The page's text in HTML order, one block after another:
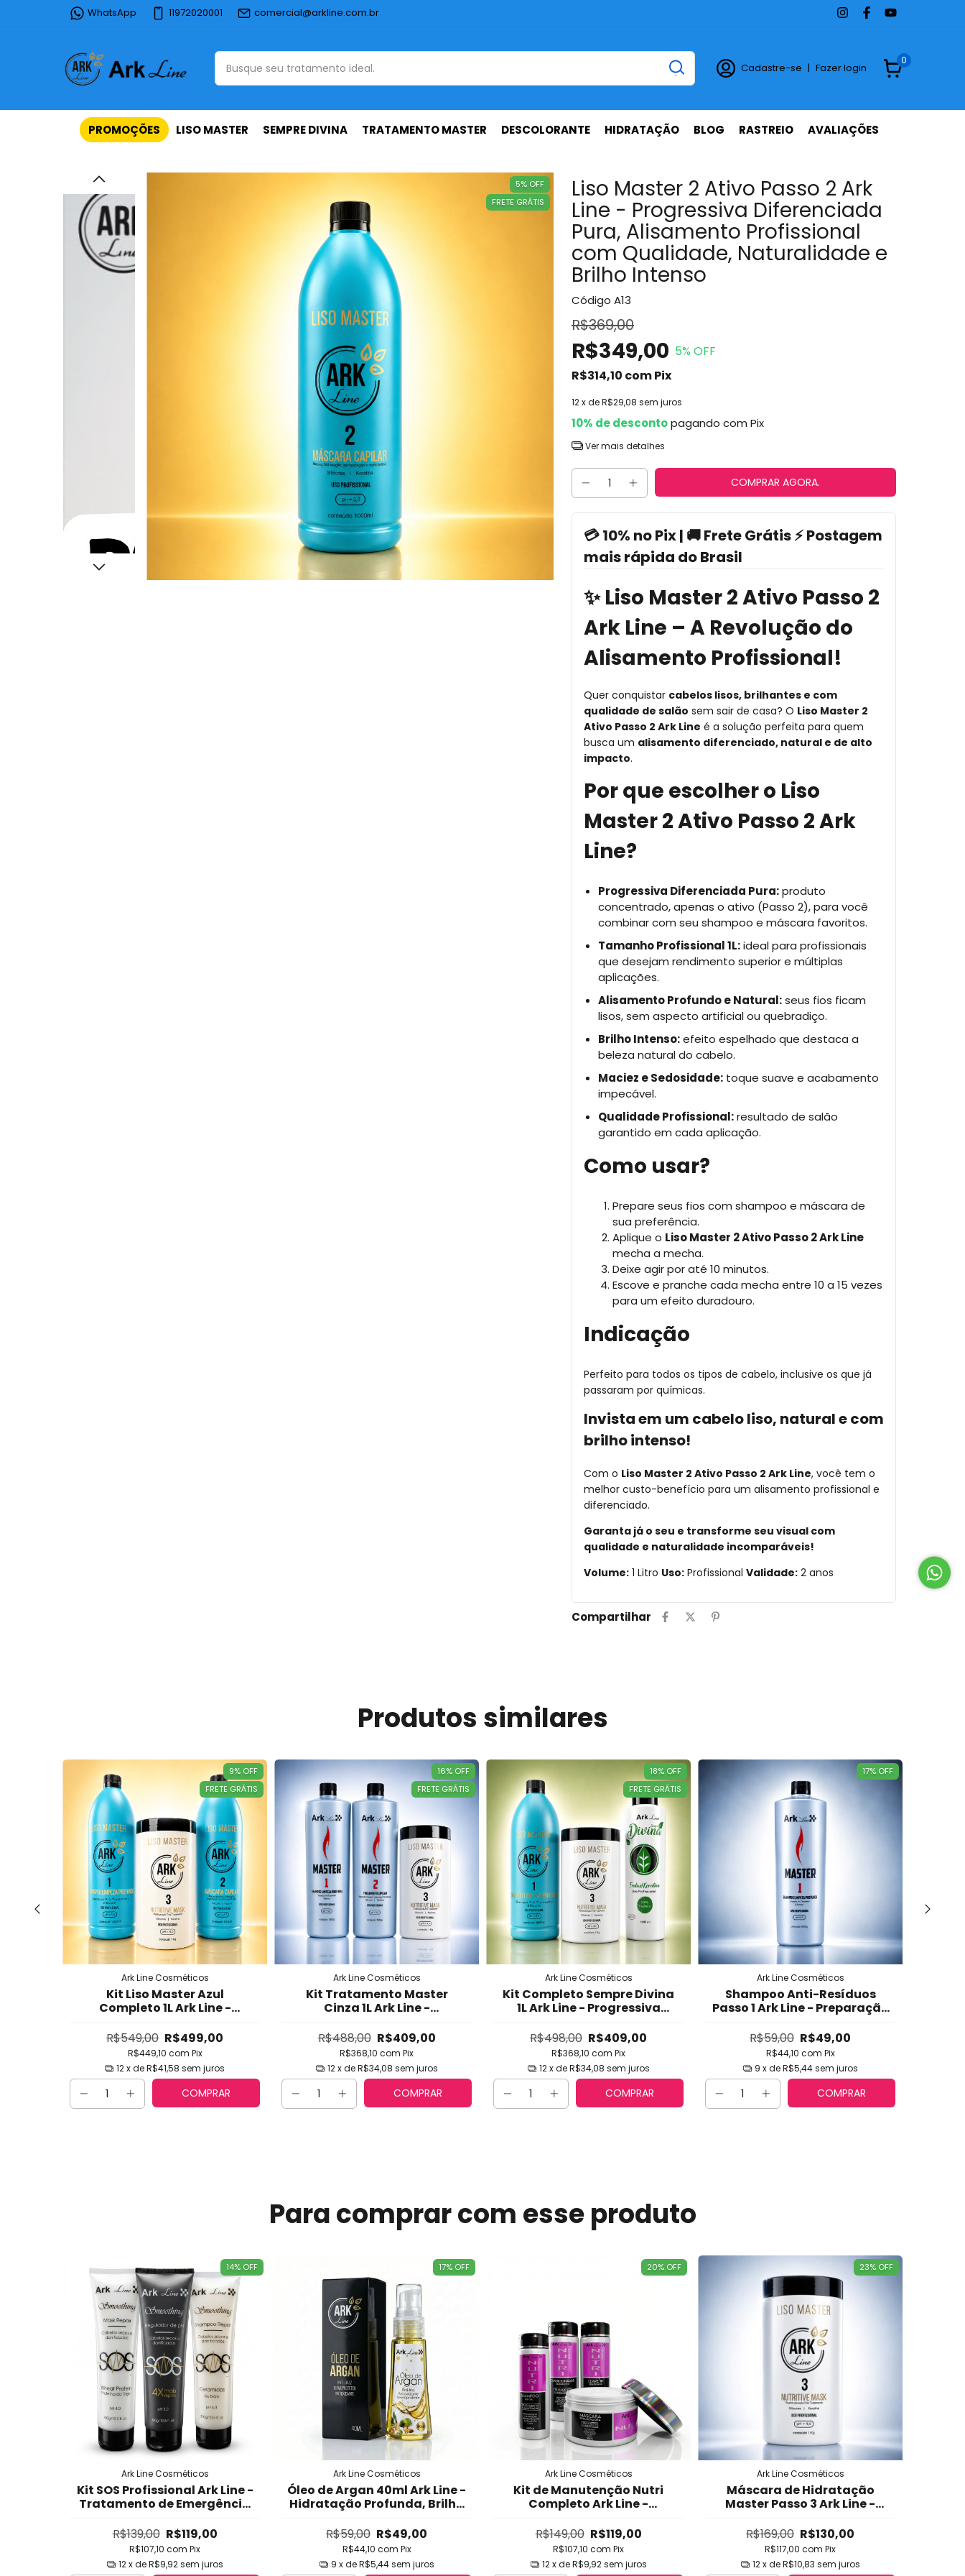
WhatsApp 11972020001 comercial@arkline.com.br
Cadastre-se | Fazer login
0
PROMOÇÕES LISO MASTER SEMPRE DIVINA TRATAMENTO MASTER DESCOLORANTE HIDRATAÇÃO BLOG RASTREIO AVALIAÇÕES
5% OFF
FRETE GRÁTIS
Liso Master 2 Ativo Passo 2 Ark
Line - Progressiva Diferenciada
Pura, Alisamento Profissional
com Qualidade, Naturalidade e
Brilho Intenso
Código A13
R$369,00
R$349,00 5% OFF
R$314,10 comPix
12x deR$29,08 sem juros
10% de descontopagando com Pix
Ver mais detalhes
💳 10% no Pix | 🚚 Frete Grátis ⚡ Postagem
mais rápida do Brasil
✨ Liso Master 2 Ativo Passo 2
Ark Line – A Revolução do
Alisamento Profissional!
Quer conquistar cabelos lisos, brilhantes e com
qualidade de salão sem sair de casa? O Liso Master 2
Ativo Passo 2 Ark Line é a solução perfeita para quem
busca um alisamento diferenciado, natural e de alto
impacto.
Por que escolher o Liso
Master 2 Ativo Passo 2 Ark
Line?
Progressiva Diferenciada Pura:produto
concentrado, apenas o ativo (Passo 2), para você
combinar com seu shampoo e máscara favoritos.
Tamanho Profissional 1L:ideal para profissionais
que desejam rendimento superior e múltiplas
aplicações.
Alisamento Profundo e Natural:seus fios ficam
lisos, sem aspecto artificial ou quebradiço.
Brilho Intenso:efeito espelhado que destaca a
beleza natural do cabelo.
Maciez e Sedosidade: toque suave e acabamento
impecável.
Qualidade Profissional:resultado de salão
garantido em cada aplicação.
Como usar?
Prepare seus fios com shampoo e máscara de
sua preferência.
Aplique o Liso Master 2 Ativo Passo 2 Ark Line
mecha a mecha.
Deixe agir por até 10 minutos.
Escove e pranche cada mecha entre 10 a 15 vezes
para um efeito duradouro.
Indicação
Perfeito para todos os tipos de cabelo, inclusive os que já
passaram por químicas.
Invista em um cabelo liso, natural e com
brilho intenso!
Com o Liso Master 2 Ativo Passo 2 Ark Line, você tem o
melhor custo-benefício para um alisamento profissional e
diferenciado.
Garanta já o seu e transforme seu visual com
qualidade e naturalidade incomparáveis!
Volume: 1 Litro Uso: Profissional Validade: 2 anos
Compartilhar
Produtos similares
9% OFF
FRETE GRÁTIS
Ark Line Cosméticos
Kit Liso Master Azul
Completo 1L Ark Line -
Brilho Espelhado, Toque de
Seda e Hidratação Profunda
(Shampoo + Ativo 1L +
Máscara
R$549,00 R$499,00
R$449,10 com Pix
12x deR$41,58 sem juros
COMPRAR
16% OFF
FRETE GRÁTIS
Ark Line Cosméticos
Kit Tratamento Master
Cinza 1L Ark Line -
para Cabelos Loiros, Difíceis
e Danificados (Tamanho
Profissional)
R$488,00 R$409,00
R$368,10 com Pix
12 x deR$34,08 sem juros
COMPRAR
18% OFF
FRETE GRÁTIS
Ark Line Cosméticos
Kit Completo Sempre Divina
1L Ark Line - Progressiva
Natural, Brilho Intenso e
Maciez (Tamanho
Profissional)
R$498,00 R$409,00
R$368,10 com Pix
12 x deR$34,08 sem juros
COMPRAR
17% OFF
Ark Line Cosméticos
Shampoo Anti-Resíduos
Passo 1 Ark Line - Preparação
Aminoácidos Diferenciados
para Progressiva e
Alisamento
R$59,00 R$49,00
R$44,10 com Pix
9 x deR$5,44 sem juros
COMPRAR
Para comprar com esse produto
14% OFF
Ark Line Cosméticos
Kit SOS Profissional Ark Line -
Tratamento de Emergência
Quebrados, Agredidos e
Fracos - Fortalecimento
Rápido em 1-2-3 Apli
R$139,00 R$119,00
R$107,10 com Pix
12 x deR$9,92 sem juros
17% OFF
Ark Line Cosméticos
Óleo de Argan 40ml Ark Line -
Hidratação Profunda, Brilho
Zero Frizz
R$59,00 R$49,00
R$44,10 com Pix
9 x deR$5,44 sem juros
20% OFF
Ark Line Cosméticos
Kit de Manutenção Nutri
Completo Ark Line -
com Protetor Térmico,
Prolonga Efeito, Controla
Frizz e Brilho (Uso Diário)
R$149,00 R$119,00
R$107,10 com Pix
12 x deR$9,92 sem juros
23% OFF
Ark Line Cosméticos
Máscara de Hidratação
Master Passo 3 Ark Line -
Reparação e Reconstrução
para Cabelos Loiros,
Danificados e Fragilizados
R$169,00 R$130,00
R$117,00 com Pix
12 x deR$10,83 sem juros